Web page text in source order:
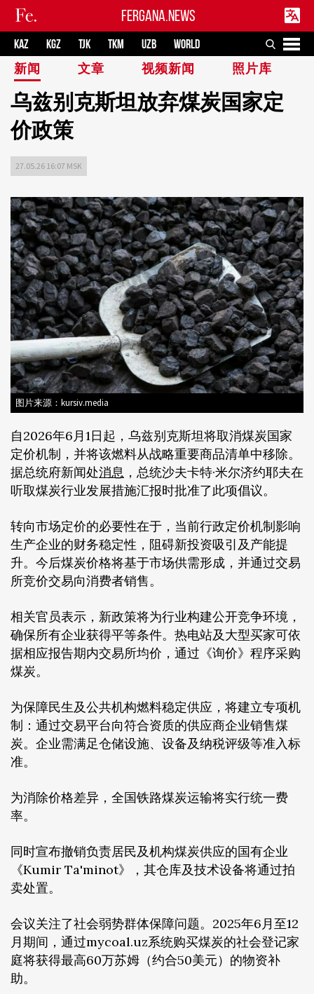
FERGANA.NEWS
KAZ KGZ TJK TKM UZB
WORLD
新闻
文章 视频新闻 照片库
乌兹别克斯坦放弃煤炭国家定
价政策
27.05.26 16:07 MSK
图片来源：kursiv.media
自2026年6月1日起，乌兹别克斯坦将取消煤炭国家
定价机制，并将该燃料从战略重要商品清单中移除。
据总统府新闻处消息 ，总统沙夫卡特·米尔济约耶夫在
听取煤炭行业发展措施汇报时批准了此项倡议。
转向市场定价的必要性在于，当前行政定价机制影响
生产企业的财务稳定性，阻碍新投资吸引及产能提
升。今后煤炭价格将基于市场供需形成，并通过交易
所竞价交易向消费者销售。
相关官员表示，新政策将为行业构建公开竞争环境，
确保所有企业获得平等条件。热电站及大型买家可依
据相应报告期内交易所均价，通过《询价》程序采购
煤炭。
为保障民生及公共机构燃料稳定供应，将建立专项机
制：通过交易平台向符合资质的供应商企业销售煤
炭。企业需满足仓储设施、设备及纳税评级等准入标
准。
为消除价格差异，全国铁路煤炭运输将实行统一费
率。
同时宣布撤销负责居民及机构煤炭供应的国有企业
《Kumir Ta'minot》，其仓库及技术设备将通过拍
卖处置。
会议关注了社会弱势群体保障问题。2025年6月至12
月期间，通过mycoal.uz系统购买煤炭的社会登记家
庭将获得最高60万苏姆（约合50美元）的物资补
助。